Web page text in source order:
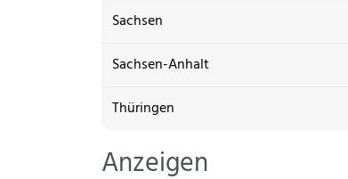
Sachsen
Sachsen-Anhalt
Thüringen
Anzeigen